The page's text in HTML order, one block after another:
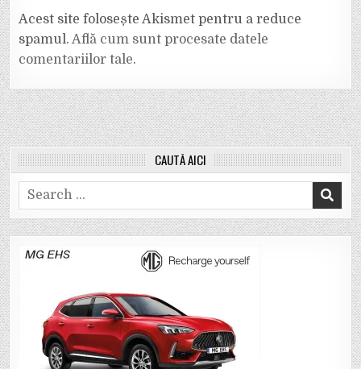
Acest site folosește Akismet pentru a reduce
spamul.Află cum sunt procesate datele
comentariilor tale.
CAUTĂ AICI
Search
for: